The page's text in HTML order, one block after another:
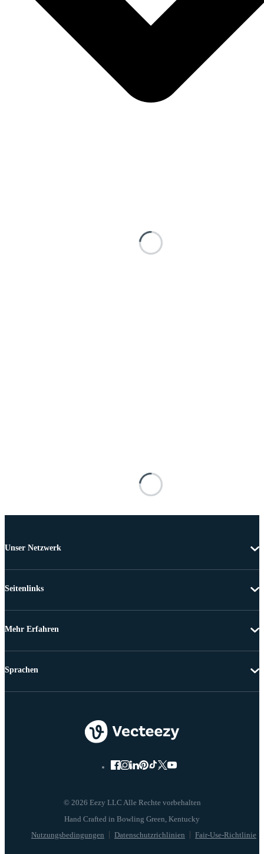
Unser Netzwerk
Seitenlinks
Mehr Erfahren
© 2026 Eezy LLC Alle Rechte vorbehalten
Nutzungsbedingungen Datenschutzrichlinien Fair-Use-Richtlinie
Sprachen